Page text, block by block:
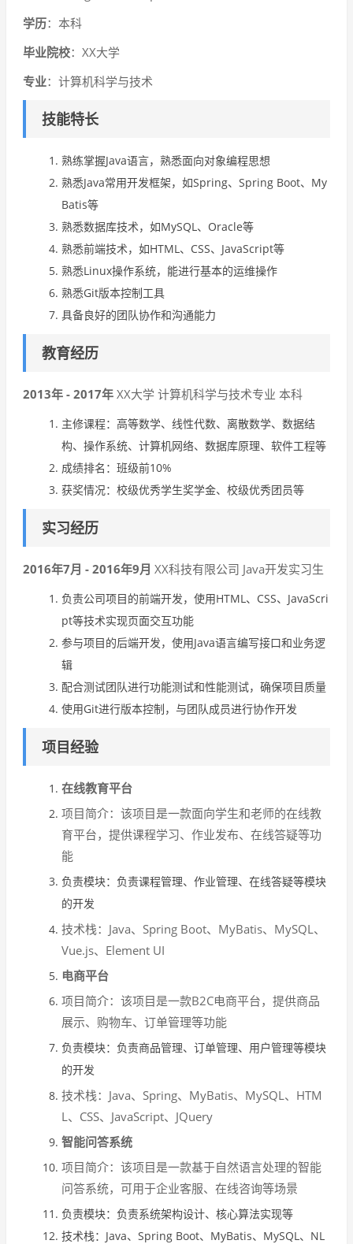
学历：本科
毕业院校：XX大学
专业：计算机科学与技术
技能特长
熟练掌握Java语言，熟悉面向对象编程思想
熟悉Java常用开发框架，如Spring、Spring Boot、My
Batis等
熟悉数据库技术，如MySQL、Oracle等
熟悉前端技术，如HTML、CSS、JavaScript等
熟悉Linux操作系统，能进行基本的运维操作
熟悉Git版本控制工具
具备良好的团队协作和沟通能力
教育经历
2013年 - 2017年 XX大学 计算机科学与技术专业 本科
主修课程：高等数学、线性代数、离散数学、数据结
构、操作系统、计算机网络、数据库原理、软件工程等
成绩排名：班级前10%
获奖情况：校级优秀学生奖学金、校级优秀团员等
实习经历
2016年7月 - 2016年9月 XX科技有限公司 Java开发实习生
负责公司项目的前端开发，使用HTML、CSS、JavaScri
pt等技术实现页面交互功能
参与项目的后端开发，使用Java语言编写接口和业务逻
辑
配合测试团队进行功能测试和性能测试，确保项目质量
使用Git进行版本控制，与团队成员进行协作开发
项目经验
在线教育平台
项目简介：该项目是一款面向学生和老师的在线教
育平台，提供课程学习、作业发布、在线答疑等功
能
负责模块：负责课程管理、作业管理、在线答疑等模块
的开发
技术栈：Java、Spring Boot、MyBatis、MySQL、
Vue.js、Element UI
电商平台
项目简介：该项目是一款B2C电商平台，提供商品
展示、购物车、订单管理等功能
负责模块：负责商品管理、订单管理、用户管理等模块
的开发
技术栈：Java、Spring、MyBatis、MySQL、HTM
L、CSS、JavaScript、JQuery
智能问答系统
项目简介：该项目是一款基于自然语言处理的智能
问答系统，可用于企业客服、在线咨询等场景
负责模块：负责系统架构设计、核心算法实现等
技术栈：Java、Spring Boot、MyBatis、MySQL、NL